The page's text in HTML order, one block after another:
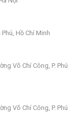
Phú, Hồ Chí Minh
Võ Chí Công, P. Phú
Võ Chí Công, P. Phú